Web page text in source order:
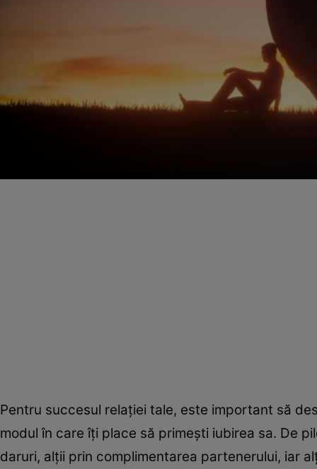
Pentru succesul relației tale, este important să
modul în care îți place să primești iubirea sa. De
daruri, alții prin complimentarea partenerului, iar